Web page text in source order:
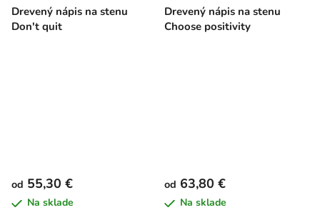
Drevený nápis na stenu
Don't quit
Drevený nápis na stenu
Choose positivity
od 55,30 €
Na sklade
od 63,80 €
Na sklade